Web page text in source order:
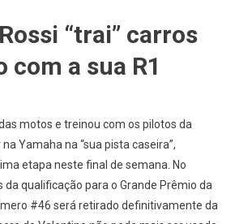
“trai” carros
com a sua R1
motos e treinou com os pilotos da
Yamaha na “sua pista caseira”,
etapa neste final de semana. No
qualificação para o Grande Prêmio da
#46 será retirado definitivamente da